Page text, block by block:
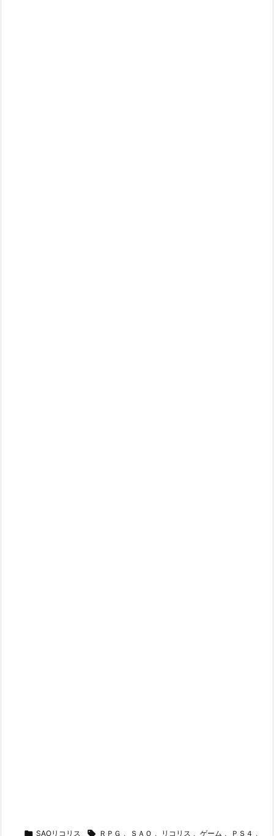
 SAOリコリス  ＲＰＧ , ＳＡＯ , リコリス , ゲーム , ＰＳ４ ,